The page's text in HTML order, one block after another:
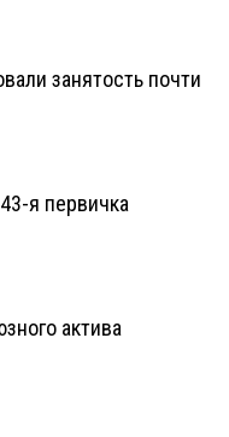
занятость почти
я первичка
актива